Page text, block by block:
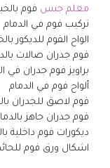
معلم جبس فوم
تركيب فوم في الدمام
الواح الفوم للديكور
فوم جدران صالات
براويز فوم جدران في
ألواح فوم في الدمام
فوم لاصق للجدران
فوم جدران جاهز
ديكورات فوم داخلية
اشكال ورق فوم